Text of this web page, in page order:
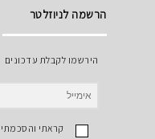
הרשמה לניוזלטר
הירשמו לקבלת עדכונים
קראתי